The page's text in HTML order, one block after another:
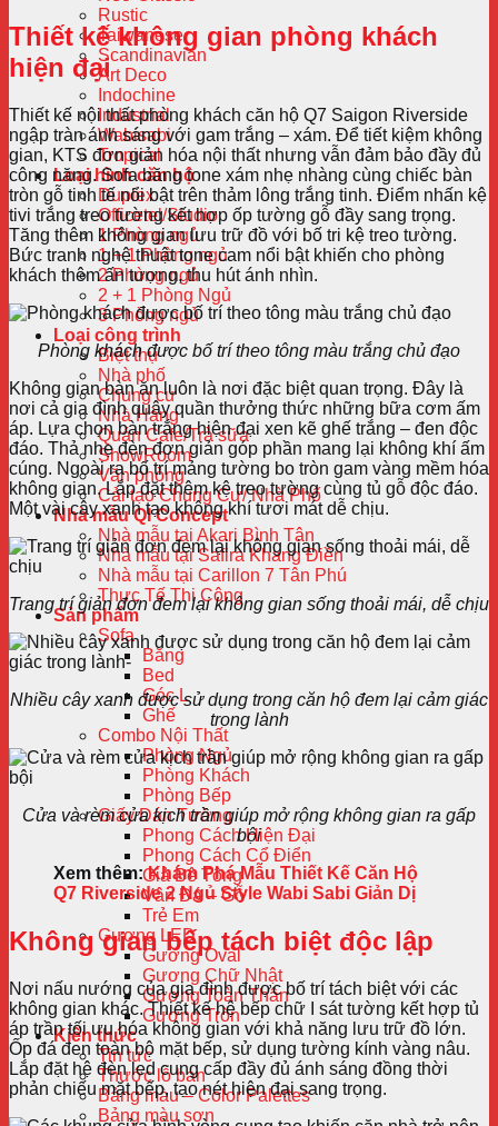
Rustic
Taiwanese
Scandinavian
Art Deco
Indochine
Industrial
Wabisabi
Tropical
Loại hình căn hộ
Duplex
Officetel/Studio
1 Phòng ngủ
1 + 1 Phòng ngủ
2 Phòng ngủ
2 + 1 Phòng Ngủ
3 Phòng ngủ
Loại công trình
Biệt thự
Nhà phố
Chung cư
Nhà Hàng
Quán Cafe/Trà sữa
ShowRoom
Văn phòng
Cải tạo Chung Cư/ Nhà Phố
Nhà mẫu QI Concept
Nhà mẫu tại Akari Bình Tân
Nhà mẫu tại Safira Khang Điền
Nhà mẫu tại Carillon 7 Tân Phú
Thực Tế Thi Công
Sản phẩm
Sofa
Băng
Bed
Góc L
Ghế
Combo Nội Thất
Phòng Ngủ
Phòng Khách
Phòng Bếp
Giấy Dán Tường
Phong Cách Hiện Đại
Phong Cách Cổ Điển
Giả Bê Tông
Vân Đá – Gỗ
Trẻ Em
Gương LED
Gương Oval
Gương Chữ Nhật
Gương Toàn Thân
Gương Tròn
Kiến thức
Tin tức
Thước lỗ ban
Bảng màu – Color Palettes
Bảng màu sơn
Thiết kế không gian phòng khách
hiện đại
Thiết kế nội thất phòng khách căn hộ Q7 Saigon Riverside
ngập tràn ánh sáng với gam trắng – xám. Để tiết kiệm không
gian, KTS đơn giản hóa nội thất nhưng vẫn đảm bảo đầy đủ
công năng. Sofa băng tone xám nhẹ nhàng cùng chiếc bàn
tròn gỗ tinh tế nổi bật trên thảm lông trắng tinh. Điểm nhấn kệ
tivi trắng treo tường kết hợp ốp tường gỗ đầy sang trọng.
Tăng thêm không gian lưu trữ đồ với bố tri kệ treo tường.
Bức tranh nghệ thuật tone cam nổi bật khiến cho phòng
khách thêm ấn tượng, thu hút ánh nhìn.
Phòng khách được bố trí theo tông màu trắng chủ đạo
Không gian bàn ăn luôn là nơi đặc biệt quan trọng. Đây là
nơi cả gia đình quây quần thưởng thức những bữa cơm ấm
áp. Lựa chọn bàn trắng hiện đại xen kẽ ghế trắng – đen độc
đáo. Thả nhẹ đèn đơn giản góp phần mang lại không khí ấm
cúng. Ngoài ra bố trí mảng tường bo tròn gam vàng mềm hóa
không gian. Lắp đặt thêm kệ treo tường cùng tủ gỗ độc đáo.
Một vài cây xanh tạo không khí tươi mát dễ chịu.
Trang trí giản đơn đem lại không gian sống thoải mái, dễ chịu
Nhiều cây xanh được sử dụng trong căn hộ đem lại cảm giác
trong lành
Cửa và rèm cửa kịch trần giúp mở rộng không gian ra gấp
bội
Xem thêm:Khám Phá Mẫu Thiết Kế Căn Hộ
Q7 Riverside 2 Ngủ Style Wabi Sabi Giản Dị
Không gian bếp tách biệt độc lập
Nơi nấu nướng của gia đình được bố trí tách biệt với các
không gian khác. Thiết kế hệ bếp chữ I sát tường kết hợp tủ
áp trần tối ưu hóa không gian với khả năng lưu trữ đồ lớn.
Ốp đá đen toàn bộ mặt bếp, sử dụng tường kính vàng nâu.
Lắp đặt hệ đèn led cung cấp đầy đủ ánh sáng đồng thời
phản chiếu mặt bếp, tạo nét hiện đại sang trọng.